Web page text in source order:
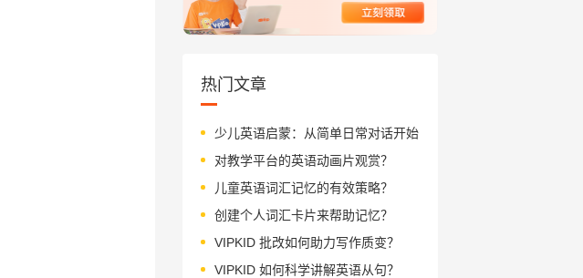
热门文章
少儿英语启蒙：从简单日常对话开始
对教学平台的英语动画片观赏？
儿童英语词汇记忆的有效策略？
创建个人词汇卡片来帮助记忆？
VIPKID 批改如何助力写作质变？
VIPKID 如何科学讲解英语从句？